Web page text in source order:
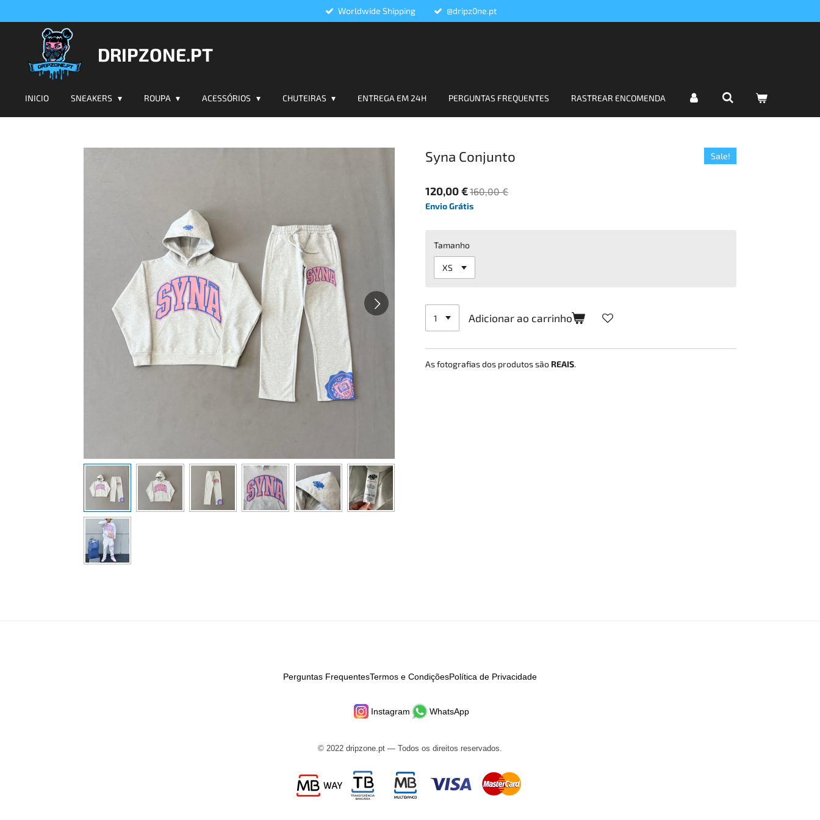
conteúdo
principal
Worldwide Shipping @dripz0ne.pt
DRIPZONE.PT
INICIO SNEAKERS ROUPA ACESSÓRIOS CHUTEIRAS ENTREGA EM 24H PERGUNTAS FREQUENTES RASTREAR ENCOMENDA
Syna Conjunto Sale!
120,00 €160,00 €
Envio Grátis
Tamanho
Adicionar ao carrinho
As fotografias dos produtos são REAIS.
Perguntas FrequentesTermos e CondiçõesPolítica de Privacidade
Instagram WhatsApp
© 2022 dripzone.pt — Todos os direitos reservados.